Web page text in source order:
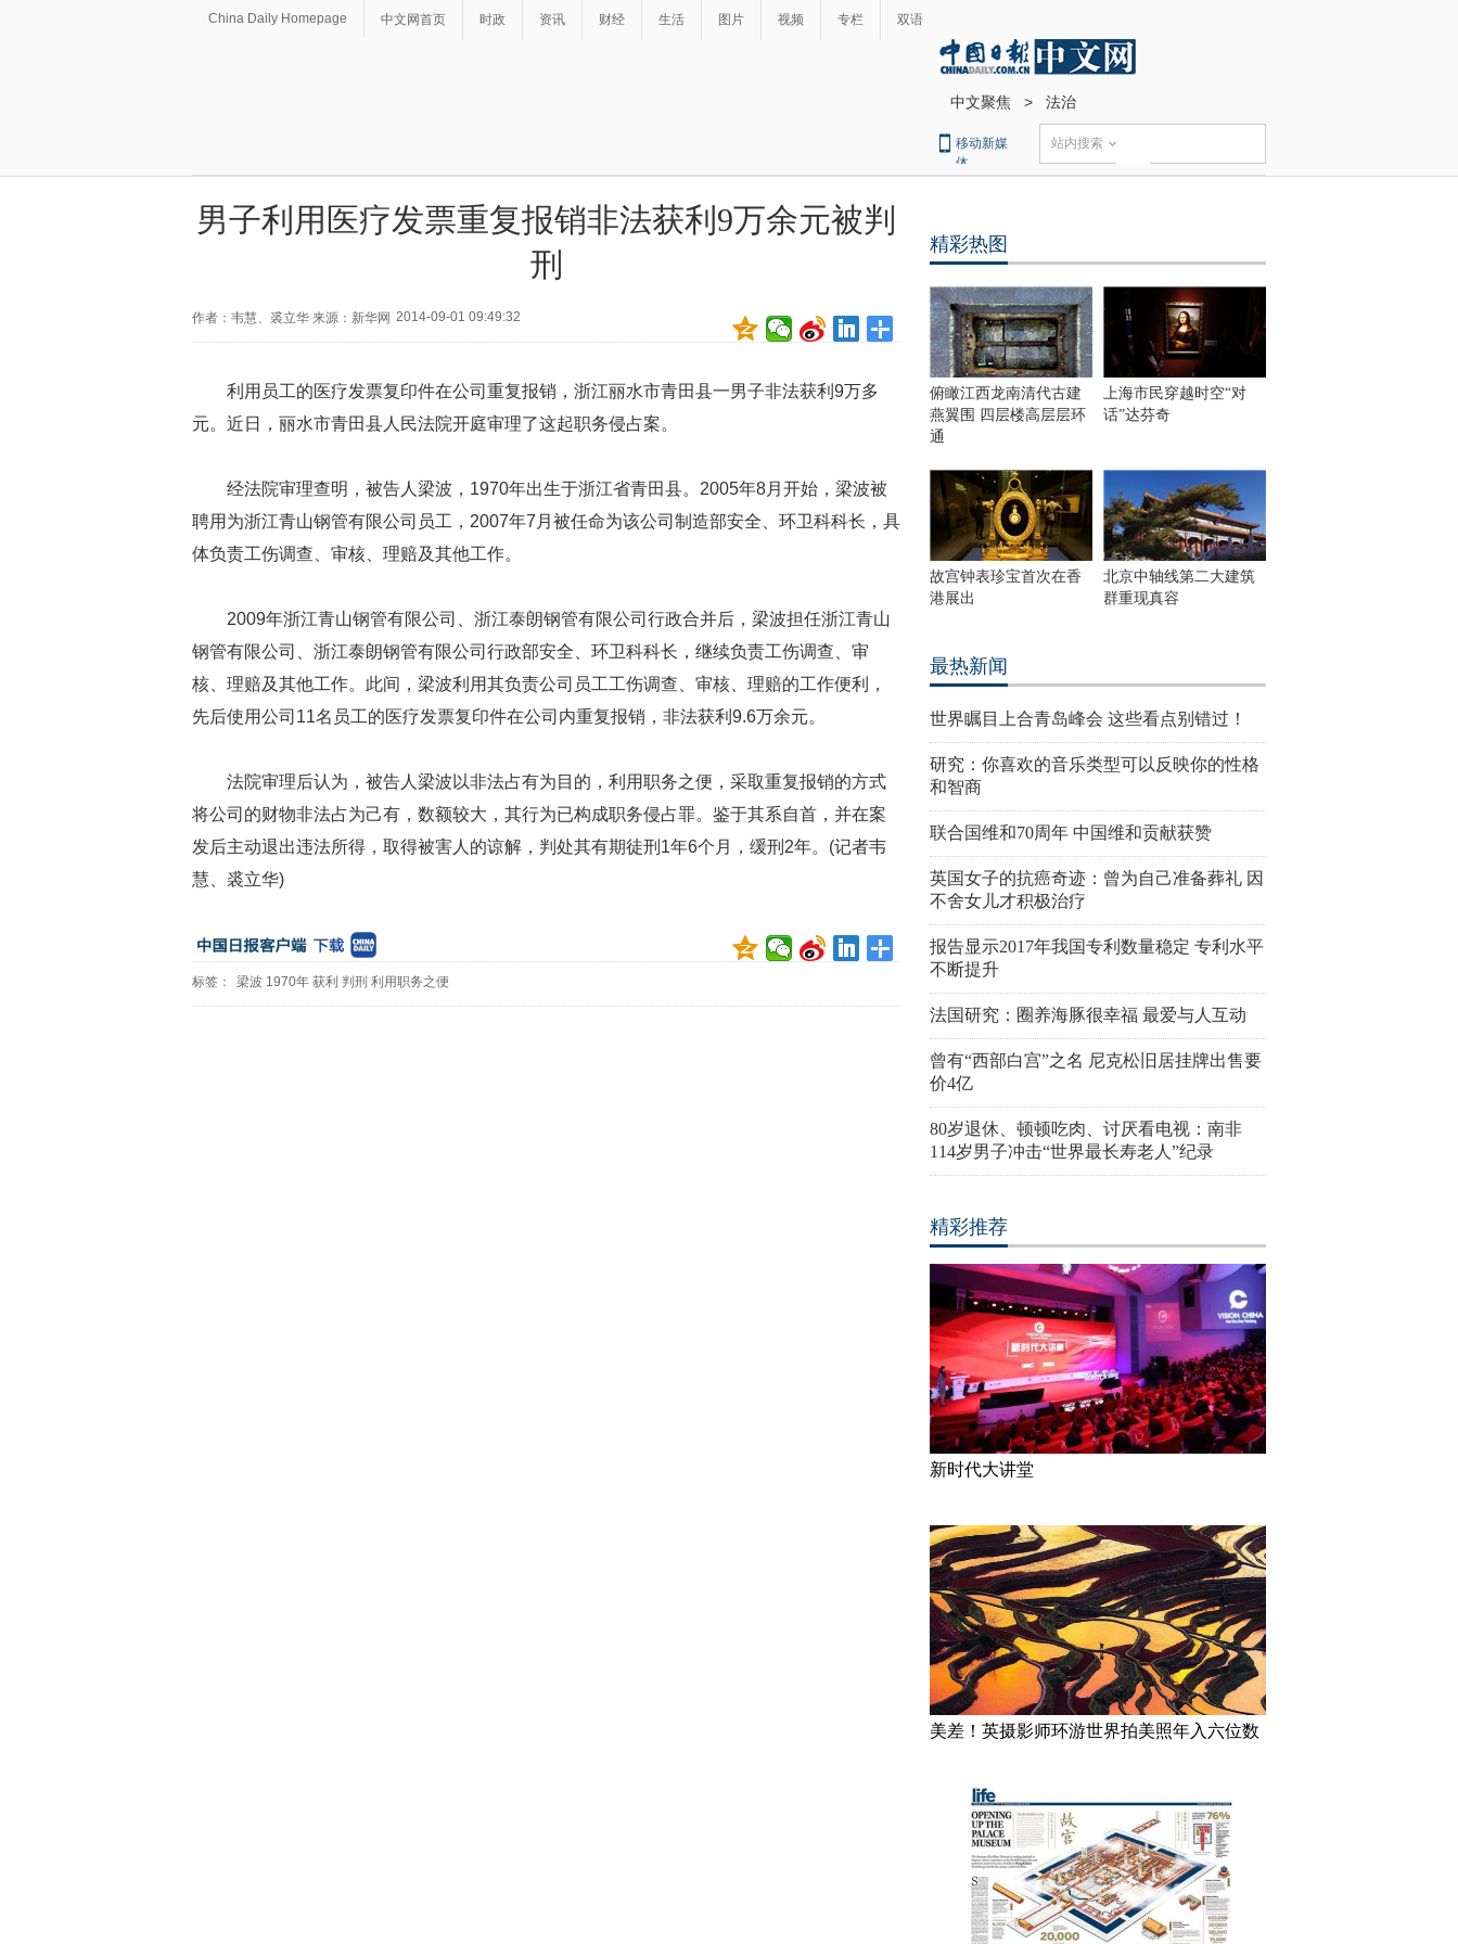
China Daily Homepage 中文网首页 时政 资讯 财经 生活 图片 视频 专栏 双语
中文聚焦 > 法治
移动新媒
体
站内搜索
男子利用医疗发票重复报销非法获利9万余元被判
刑
作者：韦慧、裘立华 来源：新华网 2014-09-01 09:49:32
利用员工的医疗发票复印件在公司重复报销，浙江丽水市青田县一男子非法获利9万多
元。近日，丽水市青田县人民法院开庭审理了这起职务侵占案。
经法院审理查明，被告人梁波，1970年出生于浙江省青田县。2005年8月开始，梁波被
聘用为浙江青山钢管有限公司员工，2007年7月被任命为该公司制造部安全、环卫科科长，具
体负责工伤调查、审核、理赔及其他工作。
2009年浙江青山钢管有限公司、浙江泰朗钢管有限公司行政合并后，梁波担任浙江青山
钢管有限公司、浙江泰朗钢管有限公司行政部安全、环卫科科长，继续负责工伤调查、审
核、理赔及其他工作。此间，梁波利用其负责公司员工工伤调查、审核、理赔的工作便利，
先后使用公司11名员工的医疗发票复印件在公司内重复报销，非法获利9.6万余元。
法院审理后认为，被告人梁波以非法占有为目的，利用职务之便，采取重复报销的方式
将公司的财物非法占为己有，数额较大，其行为已构成职务侵占罪。鉴于其系自首，并在案
发后主动退出违法所得，取得被害人的谅解，判处其有期徒刑1年6个月，缓刑2年。(记者韦
慧、裘立华)
标签： 梁波 1970年 获利 判刑 利用职务之便
精彩热图
俯瞰江西龙南清代古建
燕翼围 四层楼高层层环
通
上海市民穿越时空“对
话”达芬奇
故宫钟表珍宝首次在香
港展出
北京中轴线第二大建筑
群重现真容
最热新闻
世界瞩目上合青岛峰会 这些看点别错过！
研究：你喜欢的音乐类型可以反映你的性格
和智商
联合国维和70周年 中国维和贡献获赞
英国女子的抗癌奇迹：曾为自己准备葬礼 因
不舍女儿才积极治疗
报告显示2017年我国专利数量稳定 专利水平
不断提升
法国研究：圈养海豚很幸福 最爱与人互动
曾有“西部白宫”之名 尼克松旧居挂牌出售要
价4亿
80岁退休、顿顿吃肉、讨厌看电视：南非
114岁男子冲击“世界最长寿老人”纪录
精彩推荐
新时代大讲堂
美差！英摄影师环游世界拍美照年入六位数